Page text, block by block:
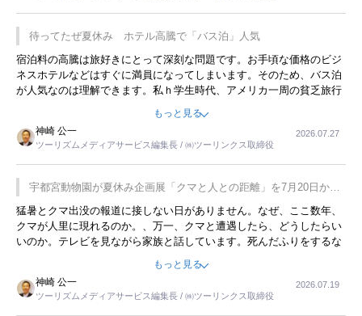
待ってたぜ夏休み ホテル高騰で「バス泊」人気
宿泊料の高騰は旅好きにとって深刻な問題です。お手頃な価格のビジ
ネスホテルなどはすぐに満員になってしまいます。そのため、バス泊
が人気なのは理解できます。私ｈ学生時代、アメリカ一周の貧乏旅行
をした時は、移動はグレイハウンドバスでした。夕方から夜の便を利
用してホテル代を浮かせていました。ただし、若いからできたことで
す。若い人が夜行バスで京都に行った、青森に行ったと聞くと、疲れ
が残らないのかなと思ってしまいます。
もっと見る
神崎 公一
ツーリズムメディアサービス編集長 / ㈱ツーリンクス取締役
2026.07.27
宇都宮動物園が夏休み企画展「クマと人との距離」を7月20日から
開催
猛暑とクマ出没の報道に接しない日がありません。なぜ、ここ数年、
クマが人里に現れるのか。、万一、クマと遭遇したら、どうしたらい
いのか。テレビを見ながら家族と話しています。死んだふりをするな
んてことは、冗談でもいえません。そんな中で、この企画展はタイム
もっと見る
神崎 公一
ツーリズムメディアサービス編集長 / ㈱ツーリンクス取締役
2026.07.19